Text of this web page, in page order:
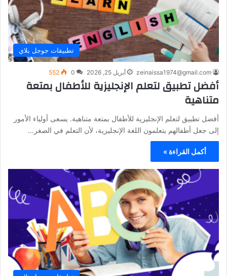
تطبيقات جوجل بلاي
zeinaissa1974@gmail.com أبريل 25, 2026 0
552
أفضل تطبيق لتعلم الإنجليزية للأطفال بمتعة
متناهية
أفضل تطبيق لتعلم الإنجليزية للأطفال بمتعة متناهية. يسعى أولياء الأمور
إلى جعل أطفالهم يتعلمون اللغة الإنجليزية، لأن التعلم في الصغر…
أكمل القراءة »